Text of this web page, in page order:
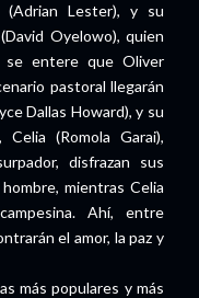
(Adrian Lester), y su
Oyelowo), quien
se entere que Oliver
pastoral llegarán
Dallas Howard), y su
(Romola Garai),
disfrazan sus
mientras Celia
Ahí, entre
el amor, la paz y
más populares y más